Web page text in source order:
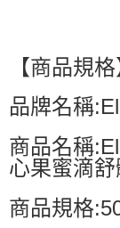
【商品規格
品牌名稱
商品名稱
心果蜜滴
商品規格